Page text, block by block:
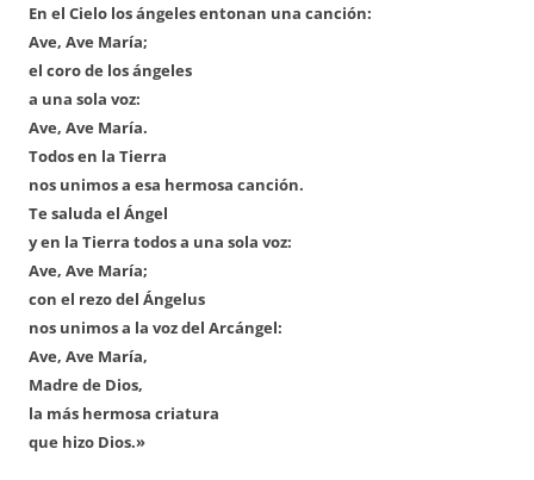
En el Cielo los ángeles entonan una canción:
Ave, Ave María;
el coro de los ángeles
a una sola voz:
Ave, Ave María.
Todos en la Tierra
nos unimos a esa hermosa canción.
Te saluda el Ángel
y en la Tierra todos a una sola voz:
Ave, Ave María;
con el rezo del Ángelus
nos unimos a la voz del Arcángel:
Ave, Ave María,
Madre de Dios,
la más hermosa criatura
que hizo Dios.»